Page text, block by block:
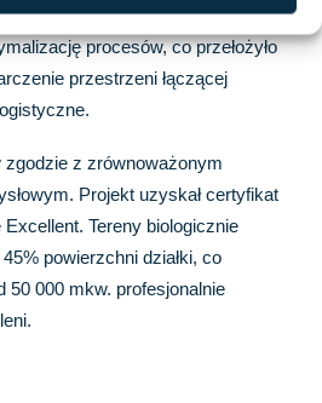
(„Zaprojektuj i Wybuduj”)
procesów, co przełożyło
przestrzeni łączącej
zgodzie z zrównoważonym
Projekt uzyskał certyfikat
Tereny biologicznie
powierzchni działki, co
50 000 mkw. profesjonalnie